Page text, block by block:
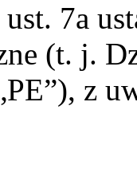
7a
(t. j.
z